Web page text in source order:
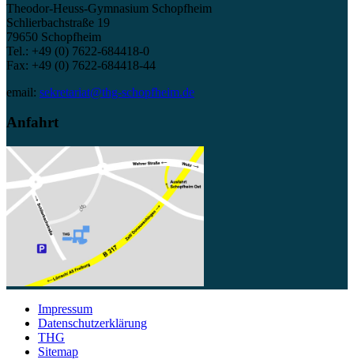
Theodor-Heuss-Gymnasium Schopfheim
Schlierbachstraße 19
79650 Schopfheim
Tel.: +49 (0) 7622-684418-0
Fax: +49 (0) 7622-684418-44
email: sekretariat@thg-schopfheim.de
Anfahrt
Impressum
Datenschutzerklärung
THG
Sitemap